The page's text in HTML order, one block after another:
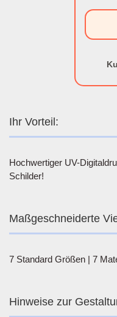
Ihr Vorteil:
Hochwertiger UV-
Schilder!
Maßgeschneiderte
7 Standard Größen | 7
Hinweise zur